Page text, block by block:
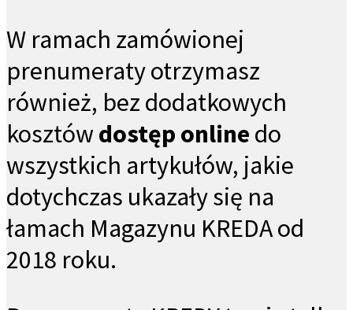
W ramach zamówionej
prenumeraty otrzymasz
również, bez dodatkowych
kosztów dostęp online do
wszystkich artykułów, jakie
dotychczas ukazały się na
łamach Magazynu KREDA od
2018 roku.